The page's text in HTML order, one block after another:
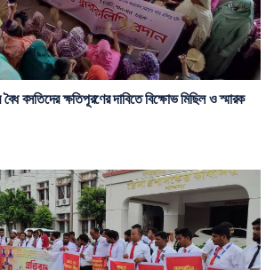
বসতিদের ক্ষতিপূরণের দাবিতে বিক্ষোভ মিছিল ও স্মারক